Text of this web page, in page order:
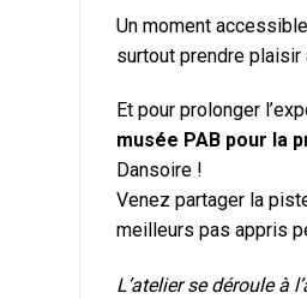
Un moment
surtout prendre plaisir
Et pour prolonger
musée PAB pour la
Dansoire !
Venez partager la
meilleurs pas appris
L’atelier se déroule à